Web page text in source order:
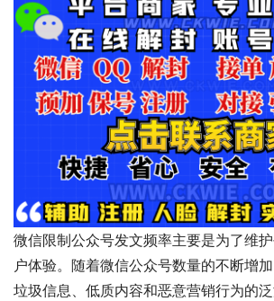
微信限制公众号发文频率主要是为了维
户体验。随着微信公众号数量的不断增
垃圾信息、低质内容和恶意营销行为的